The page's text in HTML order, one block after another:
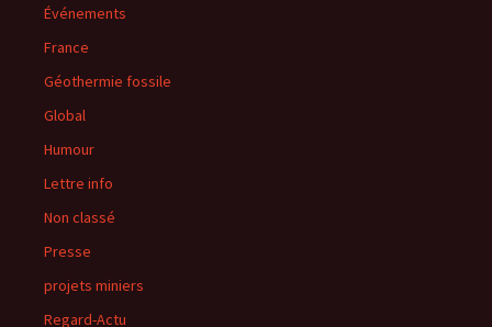
Événements
France
Géothermie fossile
Global
Humour
Lettre info
Non classé
Presse
projets miniers
Regard-Actu